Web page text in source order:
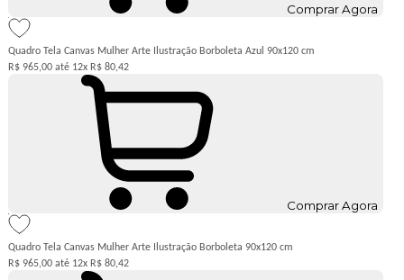
Comprar Agora
Quadro Tela Canvas Mulher Arte Ilustração Borboleta Azul 90x120 cm
R$ 965,00
12x R$ 80,42
Comprar Agora
Quadro Tela Canvas Mulher Arte Ilustração Borboleta 90x120 cm
R$ 965,00
12x R$ 80,42